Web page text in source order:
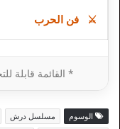
⚔️ فن الحرب
* القائمة قابلة
الوسوم مسلسل درش